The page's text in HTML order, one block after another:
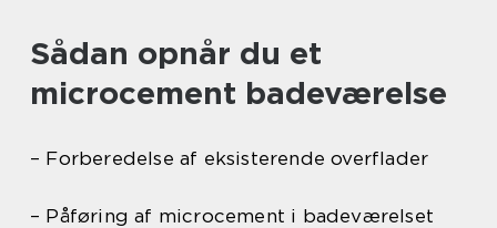
Sådan opnår du et
microcement badeværelse
– Forberedelse af eksisterende overflader
– Påføring af microcement i badeværelset